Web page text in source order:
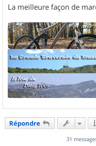
La meilleure façon de
Répondre
31